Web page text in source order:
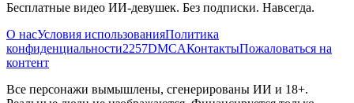
Бесплатные видео ИИ-девушек. Без подписки. Навсегда.
О насУсловия использованияПолитика
конфиденциальности2257DMCAКонтактыПожаловаться на
контент
Все персонажи вымышлены, сгенерированы ИИ и 18+.